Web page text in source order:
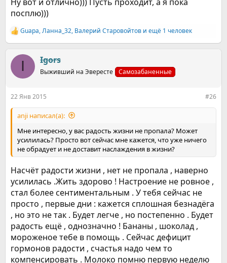
посплю)))
Р
е
к
ц
и
Guapa,Ланна_32, Валерий Старовойтов и ещё 1 человек
I Igors
Выживший на Эвересте Самозабаненные
22 Янв 2015 #26
anji написал(а):
Мне интересно, у вас радость жизни не пропала? Может
усилилась? Просто вот сейчас мне кажется, что уже ничего
не обрадует и не доставит наслаждения в жизни?
Насчёт радости жизни , нет не пропала , наверно
усилилась .Жить здорово ! Настроение не ровное ,
стал более сентиментальным . У тебя сейчас не
просто , первые дни : кажется сплошная безнадёга
, но это не так . Будет легче , но постепенно . Будет
радость ещё , однозначно ! Бананы , шоколад ,
мороженое тебе в помощь . Сейчас дефицит
гормонов радости , счастья надо чем то
компенсировать . Молоко помню первую неделю